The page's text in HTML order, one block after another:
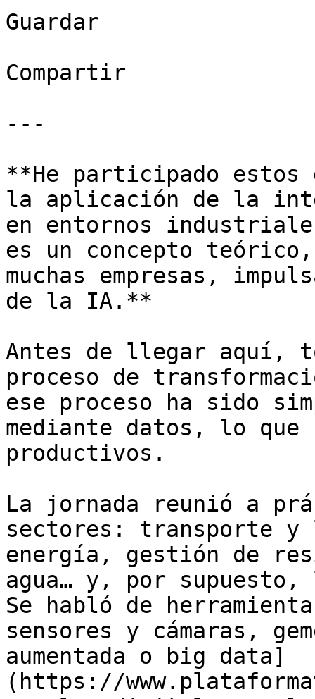
Guardar
Compartir
---
**He participado estos
la aplicación de la
en entornos
es un concepto
muchas empresas,
de la IA.**
Antes de llegar aquí,
proceso de
ese proceso ha sido
mediante datos, lo que
productivos.
La jornada reunió a
sectores: transporte
energía, gestión de
agua… y, por
Se habló de
sensores y cámaras,
aumentada o big data]
(https://